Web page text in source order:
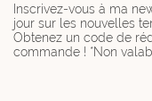
Inscrivez-vous à ma
jour sur les nouvelles
Obtenez un code de
commande ! *Non